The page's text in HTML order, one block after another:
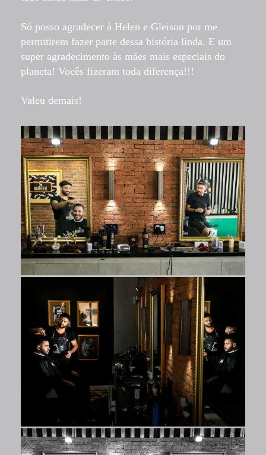
Só posso agradecer à Helen e Gleison por me
permitirem fazer parte dessa história linda. E um
super agradecimento às mães mais especiais do
planeta! Vocês fizeram toda diferença!!!
Valeu demais!